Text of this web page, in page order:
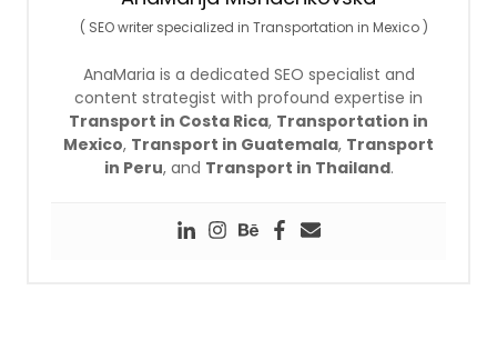
( SEO writer specialized in Transportation in Mexico )
AnaMaria is a dedicated SEO specialist and
content strategist with profound expertise in
Transport in Costa Rica, Transportation in
Mexico, Transport in Guatemala, Transport
in Peru, and Transport in Thailand.